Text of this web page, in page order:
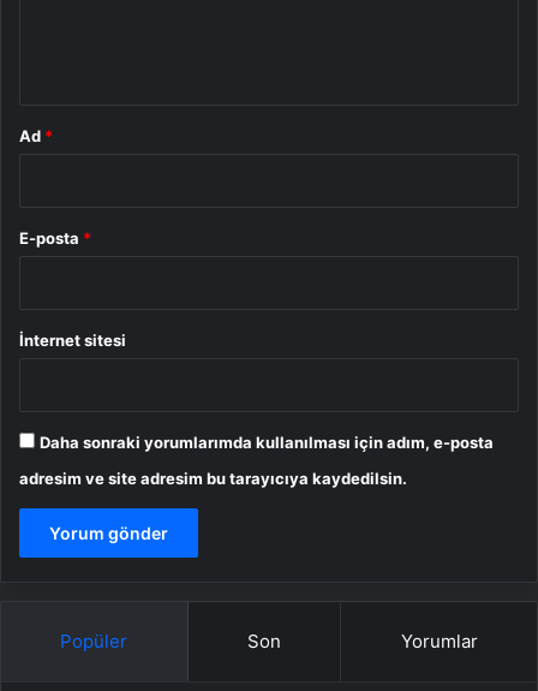
Ad *
E-posta *
İnternet sitesi
Daha sonraki yorumlarımda kullanılması için adım, e-posta
adresim ve site adresim bu tarayıcıya kaydedilsin.
Popüler Son Yorumlar